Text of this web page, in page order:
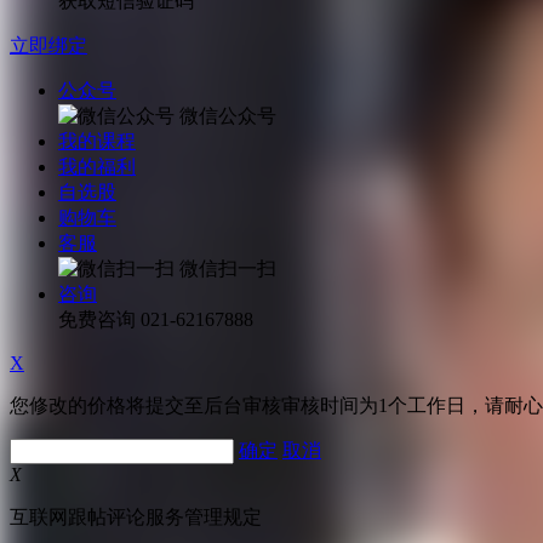
立即绑定
公众号
微信公众号
我的课程
我的福利
自选股
购物车
客服
微信扫一扫
咨询
免费咨询 021-62167888
X
您修改的价格将提交至后台审核审核时间为1个工作日，请耐
确定 取消
X
互联网跟帖评论服务管理规定